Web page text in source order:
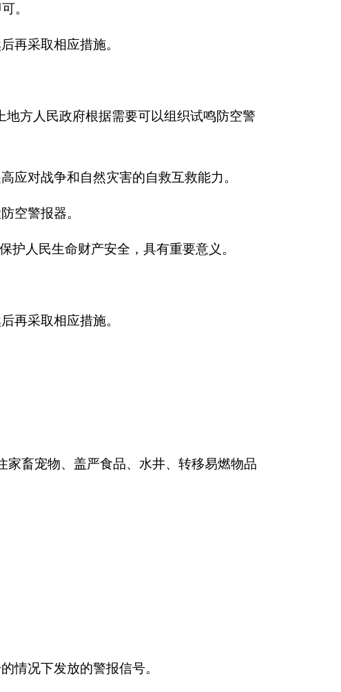
。
再采取相应措施。
地方人民政府根据需要可以组织试鸣防空警
应对战争和自然灾害的自救互救能力。
空警报器。
护人民生命财产安全，具有重要意义。
再采取相应措施。
家畜宠物、盖严食品、水井、转移易燃物品
情况下发放的警报信号。